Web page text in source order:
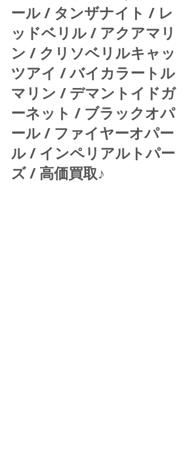
ール / タンザナイト / レ
ッドベリル / アクアマリ
ン / クリソベリルキャッ
ツアイ / バイカラートル
マリン / デマントイドガ
ーネット / ブラックオパ
ール / ファイヤーオパー
ル / インペリアルトパー
ズ / 高価買取♪